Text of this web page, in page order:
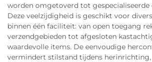
worden omgetoverd tot gespecialiseerde
Deze veelzijdigheid is geschikt voor
binnen één faciliteit: van open toegang
verzendgebieden tot afgesloten
waardevolle items. De eenvoudige
vermindert stilstand tijdens